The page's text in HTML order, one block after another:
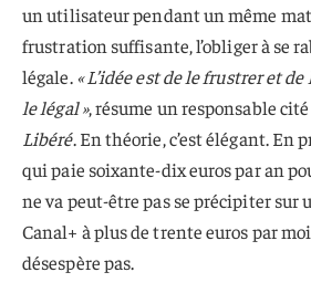
un utilisateur pendant un même
frustration suffisante, l’obliger à se
légale. « L’idée est de le frustrer et
le légal », résume un responsable
Libéré. En théorie, c’est élégant. En
qui paie soixante-dix euros par an
ne va peut-être pas se précipiter sur
Canal+ à plus de trente euros par
désespère pas.